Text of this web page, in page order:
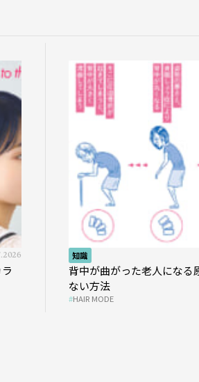
知識
背中が曲がった老人になる
ない方法
HAIR MODE